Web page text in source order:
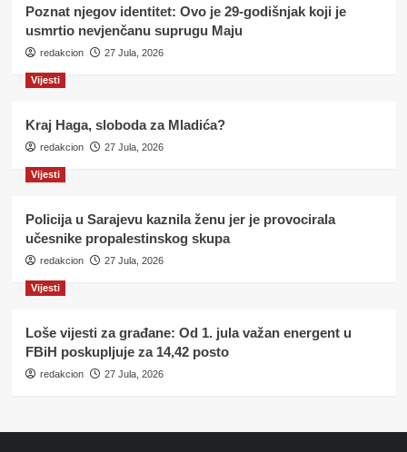
Poznat njegov identitet: Ovo je 29-godišnjak koji je
usmrtio nevjenčanu suprugu Maju
redakcion 27 Jula, 2026
Vijesti
Kraj Haga, sloboda za Mladića?
redakcion 27 Jula, 2026
Vijesti
Policija u Sarajevu kaznila ženu jer je provocirala
učesnike propalestinskog skupa
redakcion 27 Jula, 2026
Vijesti
Loše vijesti za građane: Od 1. jula važan energent u
FBiH poskupljuje za 14,42 posto
redakcion 27 Jula, 2026